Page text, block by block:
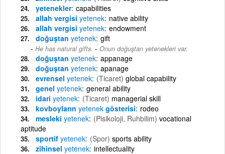
yetenekler capabilities
allah vergisi yetenek native ability
allah vergisi yetenek endowment
doğuştan yetenek gift
He has natural gifts. - Onun doğuştan yetenekleri var.
doğuştan yetenek appanage
doğuştan yetenek apanage
evrensel yetenek (Ticaret) global capability
genel yetenek general ability
idari yetenek (Ticaret) managerial skill
kovboyların yetenek gösterisi rodeo
mesleki yetenek (Pisikoloji, Ruhbilim) vocational
aptitude
sportif yetenek (Spor) sports ability
zihinsel yetenek intellectuality